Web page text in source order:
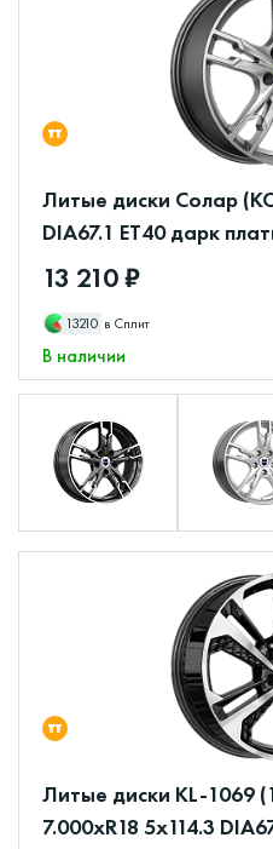
Литые диски Солар
DIA67.1 ET40 дарк
13 210 ₽
13210 в Сплит
В наличии
Литые диски KL-1069
7.000xR18 5x114.3